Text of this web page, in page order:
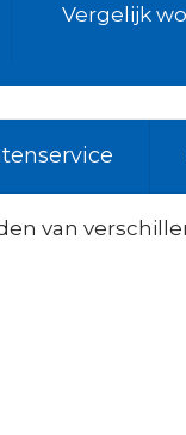
Vergelijk
van